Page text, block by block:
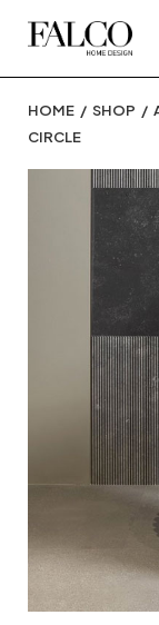
HOME SHOP
CIRCLE